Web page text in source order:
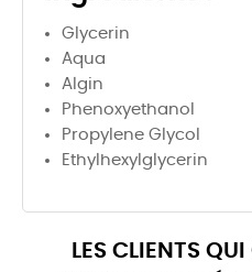
Glycerin
Aqua
Algin
Phenoxyethanol
Propylene Glycol
Ethylhexylglycerin
LES CLIENTS